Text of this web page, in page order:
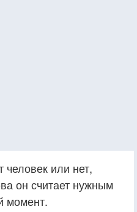
человек или нет,
он считает нужным
момент.